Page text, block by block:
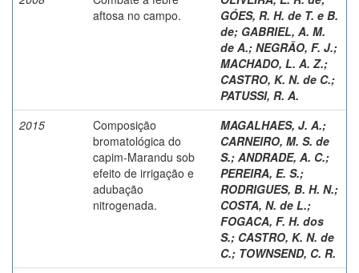
aftosa no campo.
GÓES, R. H. de T. e B.
de; GABRIEL, A. M.
de A.; NEGRÃO, F. J.;
MACHADO, L. A. Z.;
CASTRO, K. N. de C.;
PATUSSI, R. A.
2015
Composição
bromatológica do
capim-Marandu sob
efeito de irrigação e
adubação
nitrogenada.
MAGALHAES, J. A.;
CARNEIRO, M. S. de
S.; ANDRADE, A. C.;
PEREIRA, E. S.;
RODRIGUES, B. H. N.;
COSTA, N. de L.;
FOGACA, F. H. dos
S.; CASTRO, K. N. de
C.; TOWNSEND, C. R.